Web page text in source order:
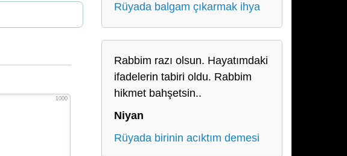
1000
Rüyada balgam çıkarmak ihya
Rabbim razı olsun. Hayatımdaki
ifadelerin tabiri oldu. Rabbim
hikmet bahşetsin..
Niyan
Rüyada birinin acıktım demesi